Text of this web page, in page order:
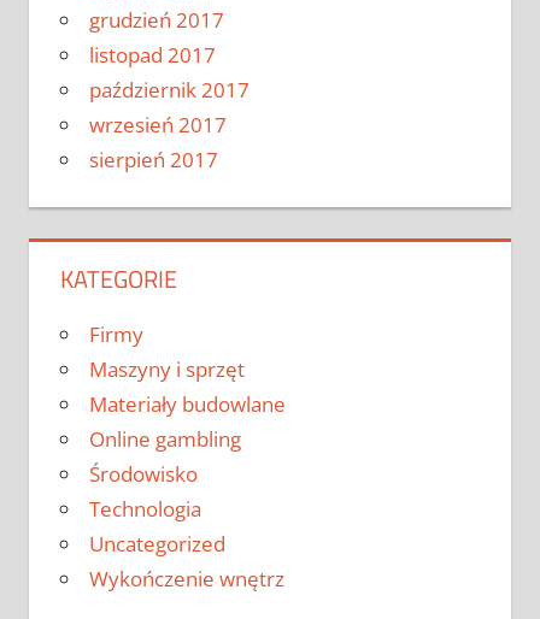
grudzień 2017
listopad 2017
październik 2017
wrzesień 2017
sierpień 2017
KATEGORIE
Firmy
Maszyny i sprzęt
Materiały budowlane
Online gambling
Środowisko
Technologia
Uncategorized
Wykończenie wnętrz